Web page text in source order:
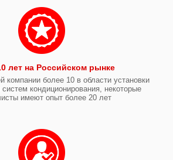
лет на Российском рынке
компании более 10 в области установки
кондиционирования, некоторые
имеют опыт более 20 лет